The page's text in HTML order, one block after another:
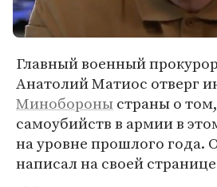
Главный военный
Анатолий Матиос отверг
Минобороныстраны о
самоубийств в армии в
на уровне прошлого года.
написал на своей